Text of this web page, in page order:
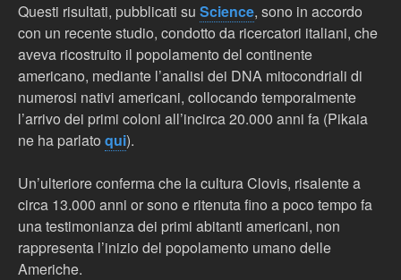
Questi risultati, pubblicati su Science, sono in accordo
con un recente studio, condotto da ricercatori italiani, che
aveva ricostruito il popolamento del continente
americano, mediante l’analisi dei DNA mitocondriali di
numerosi nativi americani, collocando temporalmente
l’arrivo dei primi coloni all’incirca 20.000 anni fa (Pikaia
ne ha parlato qui).
Un’ulteriore conferma che la cultura Clovis, risalente a
circa 13.000 anni or sono e ritenuta fino a poco tempo fa
una testimonianza dei primi abitanti americani, non
rappresenta l’inizio del popolamento umano delle
Americhe.